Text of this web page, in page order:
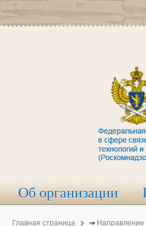
Об организации
Главная страница ⇒ Направление